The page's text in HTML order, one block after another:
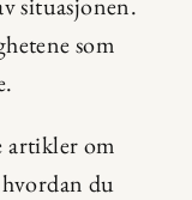
som
artikler om
du